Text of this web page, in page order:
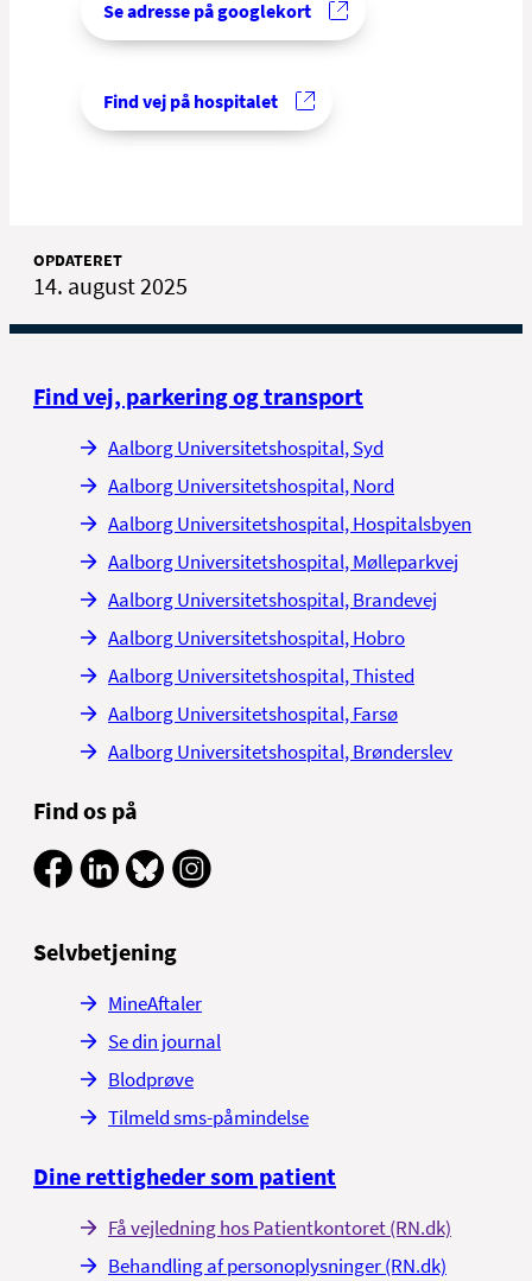
Se adresse på googlekort
Find vej på hospitalet
OPDATERET
14. august 2025
Find vej, parkering og transport
Aalborg Universitetshospital, Syd
Aalborg Universitetshospital, Nord
Aalborg Universitetshospital, Hospitalsbyen
Aalborg Universitetshospital, Mølleparkvej
Aalborg Universitetshospital, Brandevej
Aalborg Universitetshospital, Hobro
Aalborg Universitetshospital, Thisted
Aalborg Universitetshospital, Farsø
Aalborg Universitetshospital, Brønderslev
Find os på
Selvbetjening
MineAftaler
Se din journal
Blodprøve
Tilmeld sms-påmindelse
Dine rettigheder som patient
Få vejledning hos Patientkontoret (RN.dk)
Behandling af personoplysninger (RN.dk)